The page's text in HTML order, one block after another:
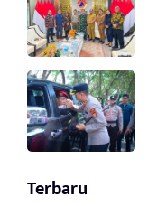
Terbaru